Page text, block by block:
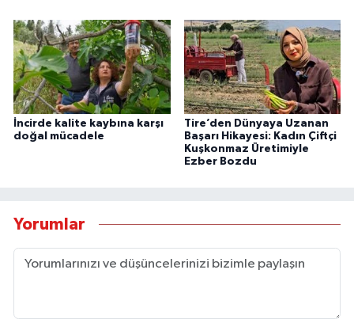
İncirde kalite kaybına karşı
doğal mücadele
Tire’den Dünyaya Uzanan
Başarı Hikayesi: Kadın Çiftçi
Kuşkonmaz Üretimiyle
Ezber Bozdu
Yorumlar